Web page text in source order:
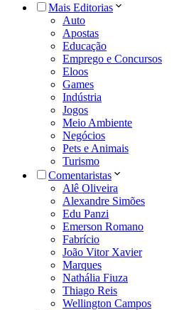
Mais Editorias
Auto
Apostas
Educação
Emprego e Concursos
Eloos
Games
Indústria
Jogos
Meio Ambiente
Negócios
Pets e Animais
Turismo
Comentaristas
Alê Oliveira
Alexandre Simões
Edu Panzi
Emerson Romano
Fabrício
João Vitor Xavier
Marques
Nathália Fiuza
Thiago Reis
Wellington Campos